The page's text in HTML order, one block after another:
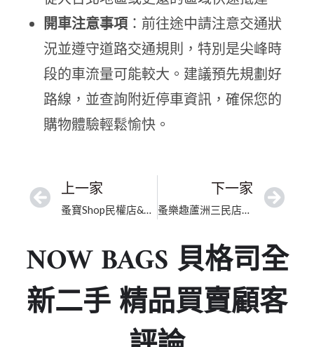
開車注意事項 ：前往途中請注意交通狀
況並遵守道路交通規則，特別是尖峰時
段的車流量可能較大。建議預先規劃好
路線，並查詢附近停車資訊，確保您的
購物體驗輕鬆愉快。
上一家
蚤寶Shop民權店&蚤客製｜新北市名牌包寄賣｜深耕在地的二手名品交流站
下一家
蚤樂趣蘆洲三民店｜新北市二手包包｜口碑優良高奢精品安心交流平台
NOW BAGS 貝格司全
新二手 精品買賣顧客